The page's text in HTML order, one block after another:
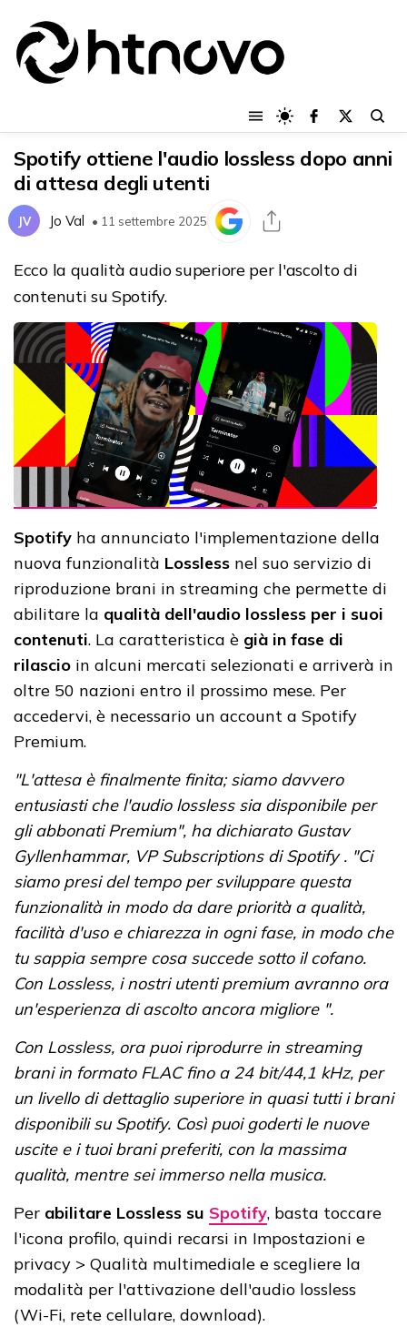
Spotify ottiene l'audio lossless dopo anni
di attesa degli utenti
JV Jo Val • 11 settembre 2025
Ecco la qualità audio superiore per l'ascolto di
contenuti su Spotify.
Spotify ha annunciato l'implementazione della
nuova funzionalità Lossless nel suo servizio di
riproduzione brani in streaming che permette di
abilitare la qualità dell'audio lossless per i suoi
contenuti. La caratteristica è già in fase di
rilascio in alcuni mercati selezionati e arriverà in
oltre 50 nazioni entro il prossimo mese. Per
accedervi, è necessario un account a Spotify
Premium.
"L'attesa è finalmente finita; siamo davvero
entusiasti che l'audio lossless sia disponibile per
gli abbonati Premium", ha dichiarato Gustav
Gyllenhammar, VP Subscriptions di Spotify . "Ci
siamo presi del tempo per sviluppare questa
funzionalità in modo da dare priorità a qualità,
facilità d'uso e chiarezza in ogni fase, in modo che
tu sappia sempre cosa succede sotto il cofano.
Con Lossless, i nostri utenti premium avranno ora
un'esperienza di ascolto ancora migliore ".
Con Lossless, ora puoi riprodurre in streaming
brani in formato FLAC fino a 24 bit/44,1 kHz, per
un livello di dettaglio superiore in quasi tutti i brani
disponibili su Spotify. Così puoi goderti le nuove
uscite e i tuoi brani preferiti, con la massima
qualità, mentre sei immerso nella musica.
Per abilitare Lossless su Spotify, basta toccare
l'icona profilo, quindi recarsi in Impostazioni e
privacy > Qualità multimediale e scegliere la
modalità per l'attivazione dell'audio lossless
(Wi-Fi, rete cellulare, download).